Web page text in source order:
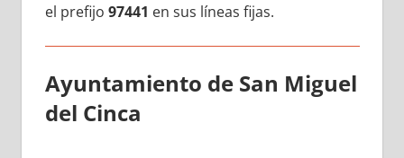
el prefijo 97441 en sus líneas fijas.
Ayuntamiento dе San Miguel
del Cinca